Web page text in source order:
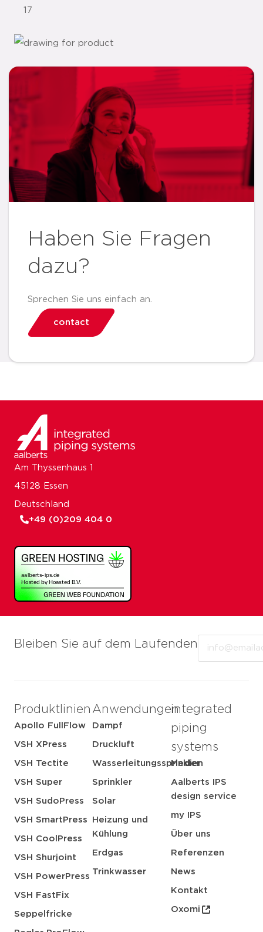
17
Haben Sie Fragen
dazu?
Sprechen Sie uns einfach an.
contact
Bleiben Sie auf dem Laufenden
Produktlinien
Apollo FullFlow
VSH XPress
VSH Tectite
VSH Super
VSH SudoPress
VSH SmartPress
VSH CoolPress
VSH Shurjoint
VSH PowerPress
VSH FastFix
Seppelfricke
Anwendungen
Dampf
Druckluft
Wasserleitungssprinkler
Sprinkler
Solar
Heizung und
Kühlung
Erdgas
Trinkwasser
integrated
piping
systems
Medien
Aalberts IPS
design service
my IPS
Über uns
Referenzen
News
Kontakt
Oxomi
Am Thyssenhaus 1
45128 Essen
Deutschland
+49 (0)209 404 0